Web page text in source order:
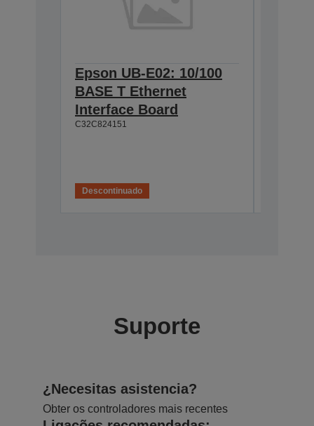
Epson UB-E02: 10/100
BASE T Ethernet
Interface Board
C32C824151
Descontinuado
Suporte
¿Necesitas asistencia?
Obter os controladores mais recentes